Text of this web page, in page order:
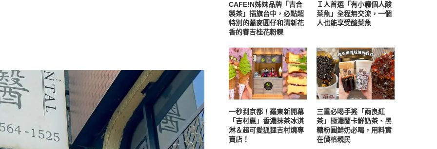
CAFE!N姊妹品牌「吉合
製茶」插旗台中，必點超
特別的蕎麥圓仔和清新花
香的春吉桂花粉粿
Ｉ人首選「有小癮個人酸
菜魚」全程無交流，一個
人也能享受酸菜魚
一秒到京都！羅東新開幕
「吉村惠」香濃抹茶冰淇
淋＆超可愛狐狸吉村燒專
賣店！
三重必喝手搖「兩良紅
茶」極濃蘭卡鮮奶茶、黑
糖粉圓鮮奶必喝，用料實
在價格親民